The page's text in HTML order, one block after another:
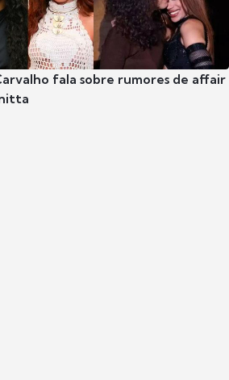
fala sobre rumores de affair